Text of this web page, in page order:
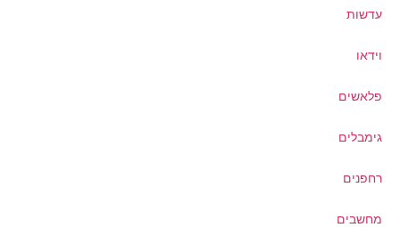
עדשות
וידאו
פלאשים
גימבלים
רחפנים
מחשבים